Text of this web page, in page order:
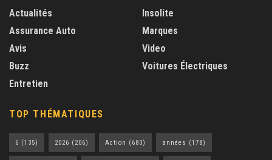
Actualités
Assurance Auto
Avis
Buzz
Entretien
Insolite
Marques
Video
Voitures Électriques
TOP THÉMATIQUES
6 (135) 2026 (206) Action (683) années (178)